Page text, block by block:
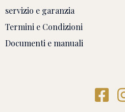
servizio e garanzia
Termini e Condizioni
Documenti e manuali